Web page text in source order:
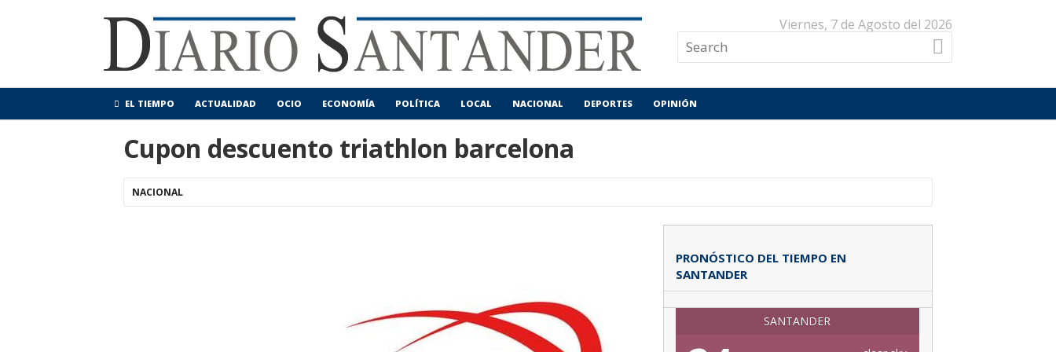
Viernes, 7 de Agosto del 2026
EL TIEMPO ACTUALIDAD OCIO ECONOMÍA POLÍTICA LOCAL NACIONAL DEPORTES OPINIÓN
Cupon descuento triathlon barcelona
NACIONAL
PRONÓSTICO DEL TIEMPO EN
SANTANDER
SANTANDER